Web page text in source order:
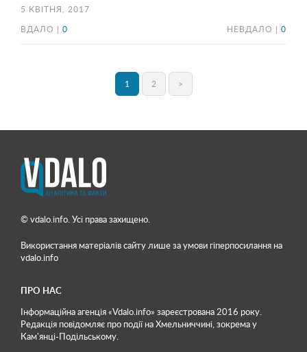
5 КВІТНЯ, 2017
ВДАЛО | 0 НЕВДАЛО | 0
1 2 >
© vdalo.info. Усі права захищено.
Використання матеріалів сайту лише за умови гіперпосилання на
vdalo.info
ПРО НАС
Інформаційна агенція «Vdalo.info» зареєстрована 2016 року.
Редакція повідомляє про події на Хмельниччині, зокрема у
Кам'янці-Подільському.